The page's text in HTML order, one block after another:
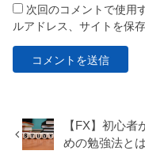
次回のコメントで使用
ルアドレス、サイトを保存
【FX】初心
めの勉強法とは